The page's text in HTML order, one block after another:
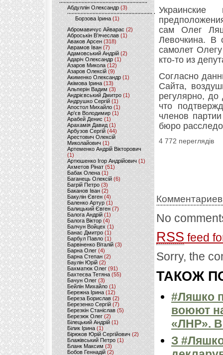
Абдуллін Олександр (3)
Борзова Ірина(1)
Абромавичус Айварас (2)
Аброськін В’ячеслав(1)
Аваков Арсен (318)
Аврамов Іван (7)
Адамовський Андрій(2)
Адаріч Олександр (1)
Азаров Микола (12)
Азаров Олексій (9)
Акименко Олександр(1)
Акімова Ірина(13)
Альперін Вадим (3)
Андрієвський Дмитро(1)
Андрушко Сергій(1)
Апостол Михайло(1)
Ар'єв Володимир (1)
Арабей Денис(1)
Арахамія Давид (1)
Арбузов Сергій (44)
Арестович Олексій
Миколайович(1)
Артеменко Андрій Вікторович
(1)
Артюшенко Ігор Андрійович(1)
Ахметов Рінат(51)
Бабак Олена(1)
Баганець Олексій(6)
Багрій Петро (3)
Баканов Іван(2)
Бакулін Євген (4)
Баленко Артур(1)
Балицький Євген(7)
Балога Андрій (1)
Балога Віктор (4)
Балчун Войцех (1)
Банас Дмитро (1)
Барбул Павло(1)
Барвіненко Віталій(3)
Барна Олег (4)
Барна Степан (2)
Баулін Юрій (2)
Бахматюк Олег (91)
Бахтеєва Тетяна(55)
Бачун Олег (3)
Бейлін Михайло (1)
Бережна Ірина(12)
Береза Борислав(2)
Березенко Сергій (7)
Березкін Станіслав (5)
Березюк Олег(2)
Білецький Андрій (1)
Білик Ірина (1)
Бірюков Юрій Сергійович (2)
Блажівський Петро (1)
Бланк Максим(3)
Бобов Геннадій (2)
сам Олег
Левочкина. В
самолет
кто-то из
Согласно
Сайта,
регулярно,
что
членов
бюро
4 772 переглядів
No
RSS feed
Sorry, the
ТАКОЖ
#Ляшко
воюют
«ЛНР».
З